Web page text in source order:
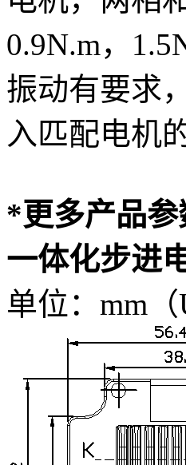
0.9N.m，
振动有要求
入匹配电机
*更多产品参
一体化步进
单位：mm（